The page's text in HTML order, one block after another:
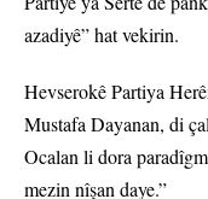
azadiyê” hat vekirin.
Hevserokê Partiya
Mustafa Dayanan, di
Ocalan li dora
mezin nîşan daye.”